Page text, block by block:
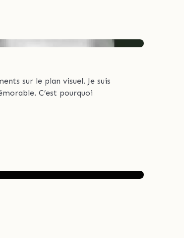
sur le plan visuel. Je suis
C’est pourquoi